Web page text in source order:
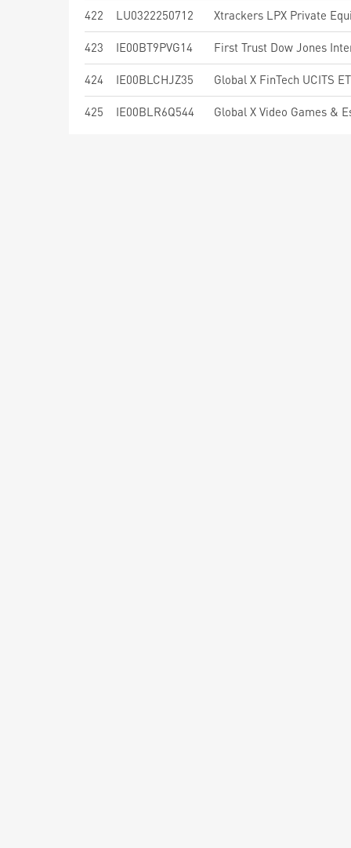
422 LU0322250712 Xtrackers LPX Private
423 IE00BT9PVG14
424 IE00BLCHJZ35 Global X FinTech UCITS
425 IE00BLR6Q544 Global X Video Games &